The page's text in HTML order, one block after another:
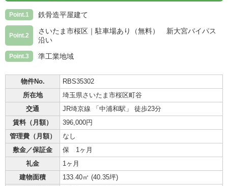
Point.1 鉄骨造平屋建て
Point.2
さいたま市桜区｜駐車場あり（無料） 新大宮バイパス
沿い
Point.3 準工業地域
物件No.
RBS35302
所在地
埼玉県さいたま市桜区町谷
交通
JR埼京線 「中浦和駅」 徒歩23分
賃料（月額）
396,000円
管理費（月額）
なし
敷金／保証金
保 1ヶ月
礼金
1ヶ月
建物面積
133.40㎡ (40.35坪)